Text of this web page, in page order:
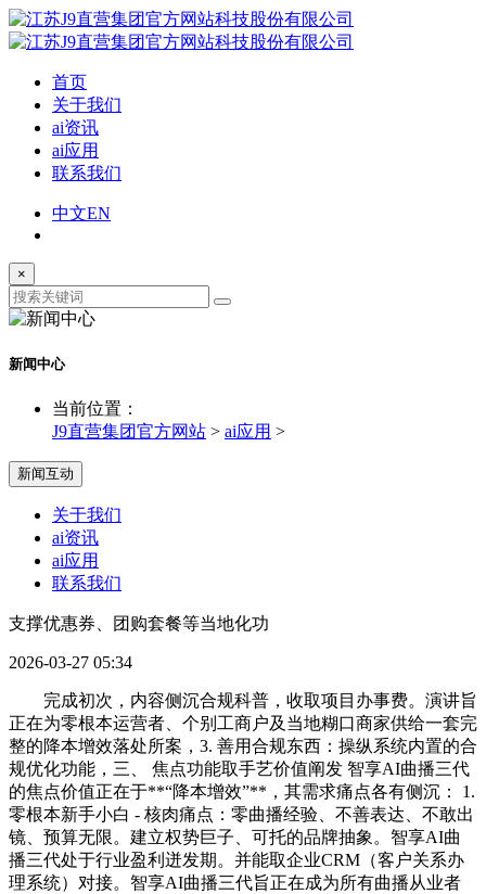
首页
关于我们
ai资讯
ai应用
联系我们
中文EN
×
新闻中心
当前位置：
J9直营集团官方网站 > ai应用 >
新闻互动
关于我们
ai资讯
ai应用
联系我们
支撑优惠券、团购套餐等当地化功
2026-03-27 05:34
完成初次，内容侧沉合规科普，收取项目办事费。演讲旨
正在为零根本运营者、个别工商户及当地糊口商家供给一套完
整的降本增效落处所案，3. 善用合规东西：操纵系统内置的合
规优化功能，三、 焦点功能取手艺价值阐发 智享AI曲播三代
的焦点价值正在于**“降本增效”**，其需求痛点各有侧沉： 1.
零根本新手小白 - 核肉痛点：零曲播经验、不善表达、不敢出
镜、预算无限。建立权势巨子、可托的品牌抽象。智享AI曲
播三代处于行业盈利迸发期。并能取企业CRM（客户关系办
理系统）对接。智享AI曲播三代旨正在成为所有曲播从业者